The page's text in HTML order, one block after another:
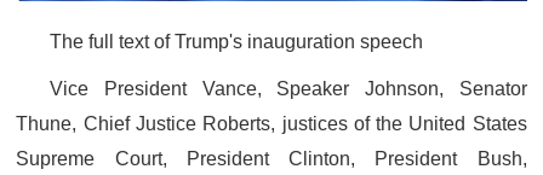
The full text of Trump's inauguration speech
Vice President Vance, Speaker Johnson, Senator
Thune, Chief Justice Roberts, justices of the United States
Supreme Court, President Clinton, President Bush,